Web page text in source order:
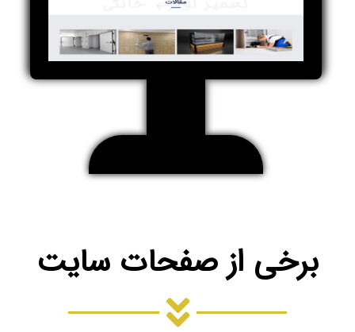
برخی از صفحات سایت